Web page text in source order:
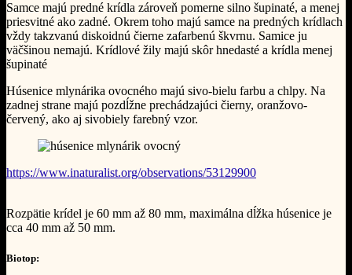
Samce majú predné krídla zároveň pomerne silno šupinaté, a menej
priesvitné ako zadné. Okrem toho majú samce na predných krídlach
vždy takzvanú diskoidnú čierne zafarbenú škvrnu. Samice ju
väčšinou nemajú. Krídlové žily majú skôr hnedasté a krídla menej
šupinaté
Húsenice mlynárika ovocného majú sivo-bielu farbu a chlpy. Na
zadnej strane majú pozdĺžne prechádzajúci čierny, oranžovo-
červený, ako aj sivobiely farebný vzor.
https://www.inaturalist.org/observations/53129900
Rozpätie krídel je 60 mm až 80 mm, maximálna dĺžka húsenice je
cca 40 mm až 50 mm.
Biotop: